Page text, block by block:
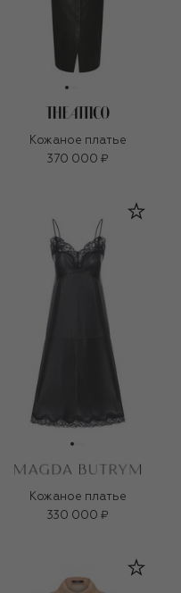
Кожаное платье
370 000 ₽
Кожаное платье
330 000 ₽